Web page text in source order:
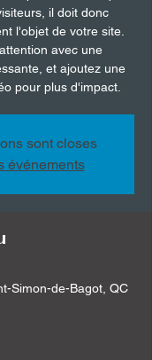
il doit donc
l'objet de votre site.
avec une
et ajoutez une
pour plus d'impact.
sont closes
événements
Simon-de-Bagot, QC